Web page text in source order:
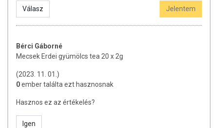
Válasz Jelentem
Bérci Gáborné
Mecsek Erdei gyümölcs tea 20 x 2g
(2023. 11. 01.)
0ember találta ezt hasznosnak
Hasznos ez az értékelés?
Igen